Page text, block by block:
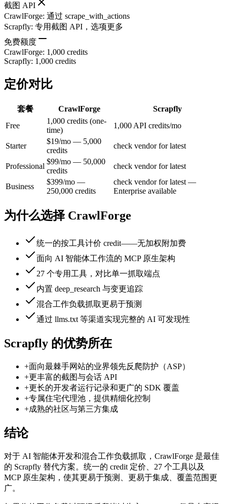
截图 API
CrawlForge: 通过 scrape_with_actions
Scrapfly: 专用截图 API，选项更多
免费额度
CrawlForge: 1,000 credits
Scrapfly: 1,000 credits
定价对比
套餐 CrawlForge
Scrapfly
Free
1,000 credits (one-
time)
1,000 API credits/mo
Starter
$19/mo — 5,000
credits
check vendor for latest
Professional
$99/mo — 50,000
credits
check vendor for latest
Business
$399/mo —
250,000 credits
check vendor for latest —
Enterprise available
为什么选择 CrawlForge
统一的按工具计价 credit——无加权附加费
面向 AI 智能体工作流的 MCP 原生架构
27 个专用工具，对比单一抓取端点
内置 deep_research 与变更追踪
混合工作负载抓取更易于预测
通过 llms.txt 等渠道实现完整的 AI 可发现性
Scrapfly 的优势所在
+面向最棘手网站的业界领先反爬防护（ASP）
+更丰富的截图与会话 API
+更长的开发者运行记录和更广的 SDK 覆盖
+专属住宅代理池，提供精细化控制
+成熟的社区与第三方集成
结论
对于 AI 智能体开发和混合工作负载抓取，CrawlForge 是最佳
的 Scrapfly 替代方案。统一的 credit 定价、27 个工具以及
MCP 原生架构，使其更易于预测、更易于集成、覆盖范围更
广。